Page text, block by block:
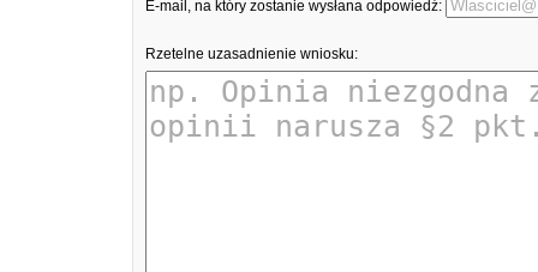
E-mail, na który zostanie wysłana odpowiedź:
Rzetelne uzasadnienie wniosku: